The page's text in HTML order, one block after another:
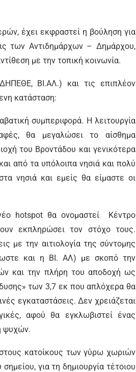
έχει εκφραστεί η βούληση για
των Αντιδημάρχων – Δημάρχου,
με την τοπική κοινωνία.
ΒΙ.ΑΛ.) και τις επιπλέον
κατάσταση:
συμπεριφορά. Η λειτουργία
θα μεγαλώσει το αίσθημα
του Βροντάδου και γενικότερα
από τα υπόλοιπα νησιά και πολύ
νησιά και εμείς θα είμαστε οι
hotspot θα ονομαστεί Κέντρο
εκπληρώσει τον στόχο τους.
με την αιτιολογία της σύντομης
και η ΒΙ. ΑΛ) με σκοπό την
και την πλήρη του αποδοχή ως
των 3,7 εκ που απλόχερα θα
εγκαταστάσεις. Δεν χρειάζεται
αφού θα εγκλωβιστεί ένας
ψυχών.
κατοίκους των γύρω χωριών
για τη δημιουργία τέτοιου